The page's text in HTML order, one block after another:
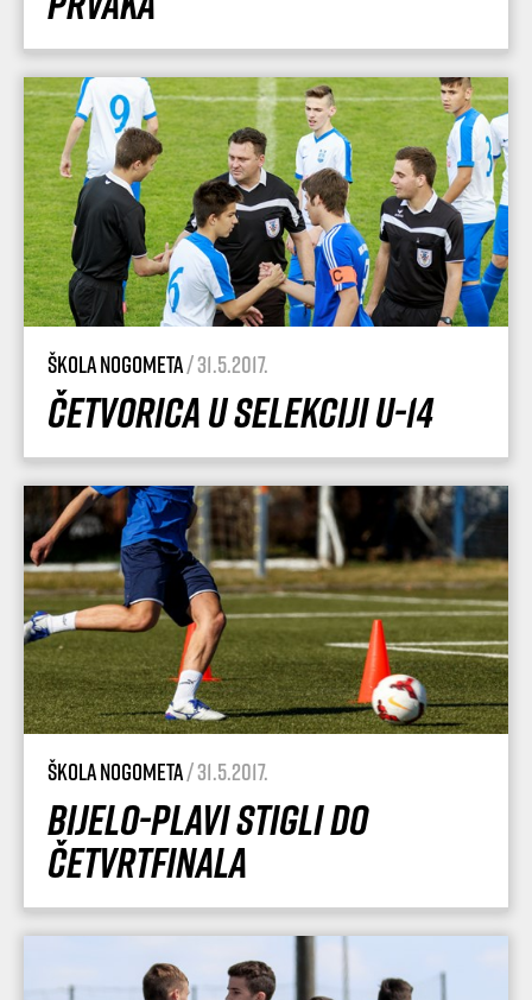
Škola nogometa/ 31.5.2017.
Četvorica u selekciji U-14
Škola nogometa/ 31.5.2017.
Bijelo-plavi stigli do
četvrtfinala